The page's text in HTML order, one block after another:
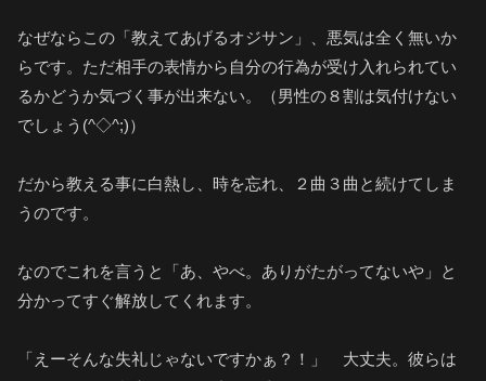
なぜならこの「教えてあげるオジサン」、悪気は全く無いか
らです。ただ相手の表情から自分の行為が受け入れられてい
るかどうか気づく事が出来ない。（男性の８割は気付けない
でしょう(^◇^;)）
だから教える事に白熱し、時を忘れ、２曲３曲と続けてしま
うのです。
なのでこれを言うと「あ、やべ。ありがたがってないや」と
分かってすぐ解放してくれます。
「えーそんな失礼じゃないですかぁ？！」 大丈夫。彼らは